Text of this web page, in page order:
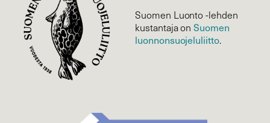
Suomen Luonto -lehden
kustantaja onSuomen
luonnonsuojelu­liitto.